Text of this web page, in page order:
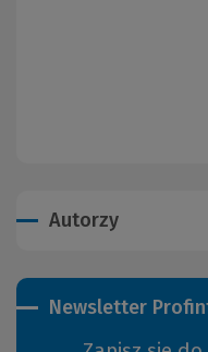
Autorzy
Newsletter